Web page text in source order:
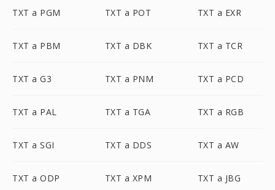
TXT a PGM TXT a POT TXT a EXR
TXT a PBM TXT a DBK TXT a TCR
TXT a G3 TXT a PNM TXT a PCD
TXT a PAL TXT a TGA TXT a RGB
TXT a SGI TXT a DDS TXT a AW
TXT a ODP TXT a XPM TXT a JBG